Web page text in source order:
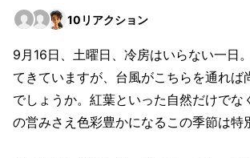
10 リアクション
9月16日、土曜日、冷房はいらない一日
てきていますが、台風がこちらを通れば
でしょうか。紅葉といった自然だけでな
の営みさえ色彩豊かになるこの季節は特